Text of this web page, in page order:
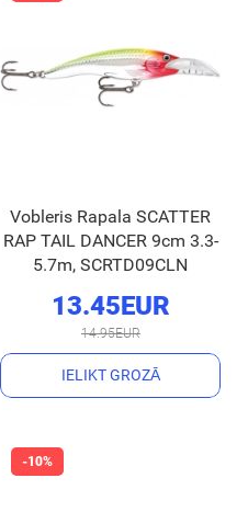
Vobleris Rapala SCATTER
RAP TAIL DANCER 9cm 3.3-
5.7m, SCRTD09CLN
13.45EUR
14.95EUR
IELIKT GROZĀ